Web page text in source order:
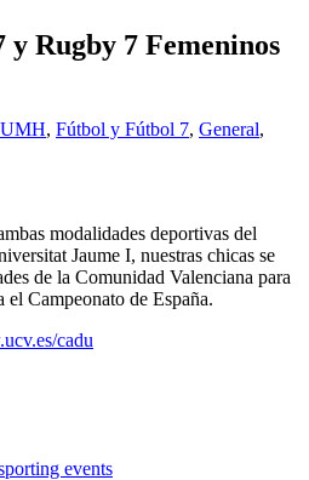
Rugby 7 Femeninos
, Fútbol y Fútbol 7, General,
modalidades deportivas del
Jaume I, nuestras chicas se
de la Comunidad Valenciana para
Campeonato de España.
cadu
events